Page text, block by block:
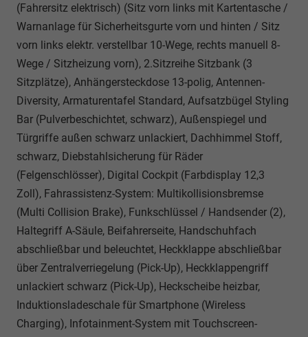
(Fahrersitz elektrisch) (Sitz vorn links mit Kartentasche /
Warnanlage für Sicherheitsgurte vorn und hinten / Sitz
vorn links elektr. verstellbar 10-Wege, rechts manuell 8-
Wege / Sitzheizung vorn), 2.Sitzreihe Sitzbank (3
Sitzplätze), Anhängersteckdose 13-polig, Antennen-
Diversity, Armaturentafel Standard, Aufsatzbügel Styling
Bar (Pulverbeschichtet, schwarz), Außenspiegel und
Türgriffe außen schwarz unlackiert, Dachhimmel Stoff,
schwarz, Diebstahlsicherung für Räder
(Felgenschlösser), Digital Cockpit (Farbdisplay 12,3
Zoll), Fahrassistenz-System: Multikollisionsbremse
(Multi Collision Brake), Funkschlüssel / Handsender (2),
Haltegriff A-Säule, Beifahrerseite, Handschuhfach
abschließbar und beleuchtet, Heckklappe abschließbar
über Zentralverriegelung (Pick-Up), Heckklappengriff
unlackiert schwarz (Pick-Up), Heckscheibe heizbar,
Induktionsladeschale für Smartphone (Wireless
Charging), Infotainment-System mit Touchscreen-